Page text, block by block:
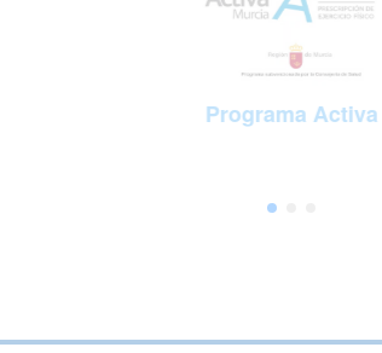
Programa Activa